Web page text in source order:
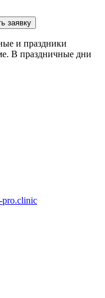
заявку
и праздники
В праздничные дни
pro.clinic